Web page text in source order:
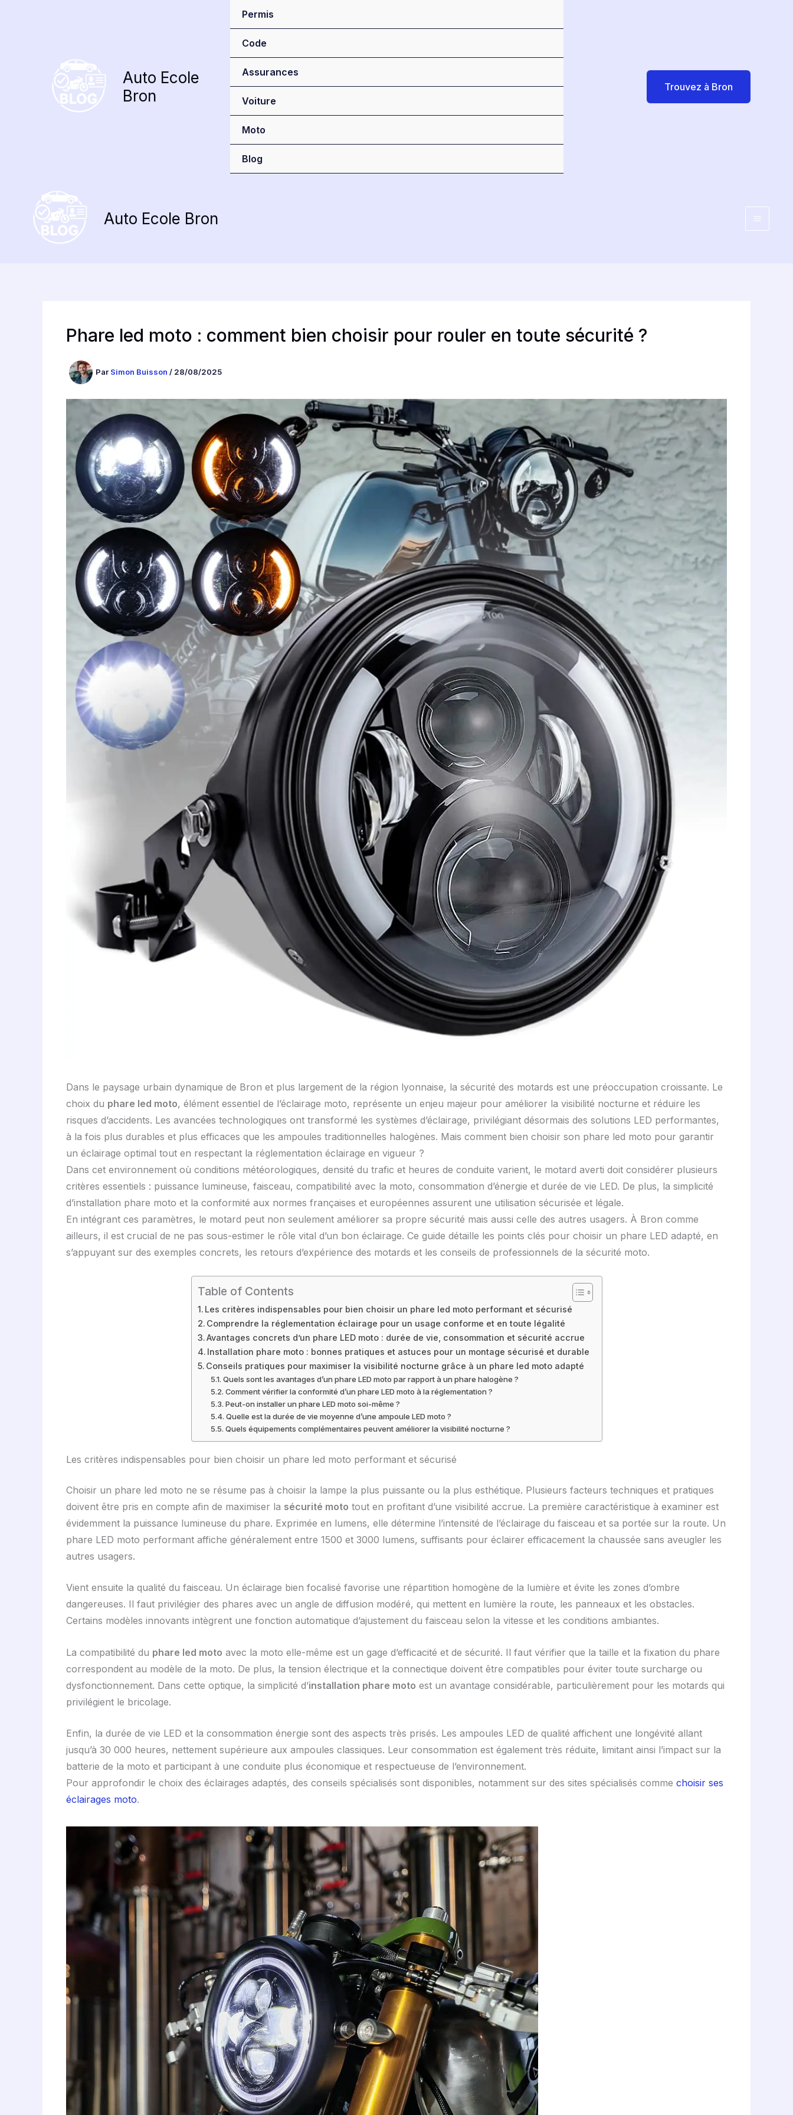
Auto Ecole
Bron
Permis
Code
Assurances
Voiture
Moto
Blog
Trouvez à Bron
Auto Ecole Bron
Phare led moto : comment bien choisir pour rouler en toute sécurité ?
Par Simon Buisson / 28/08/2025
Dans le paysage urbain dynamique de Bron et plus largement de la région lyonnaise, la sécurité des motards est une préoccupation croissante. Le
choix du phare led moto, élément essentiel de l’éclairage moto, représente un enjeu majeur pour améliorer la visibilité nocturne et réduire les
risques d’accidents. Les avancées technologiques ont transformé les systèmes d’éclairage, privilégiant désormais des solutions LED performantes,
à la fois plus durables et plus efficaces que les ampoules traditionnelles halogènes. Mais comment bien choisir son phare led moto pour garantir
un éclairage optimal tout en respectant la réglementation éclairage en vigueur ?
Dans cet environnement où conditions météorologiques, densité du trafic et heures de conduite varient, le motard averti doit considérer plusieurs
critères essentiels : puissance lumineuse, faisceau, compatibilité avec la moto, consommation d’énergie et durée de vie LED. De plus, la simplicité
d’installation phare moto et la conformité aux normes françaises et européennes assurent une utilisation sécurisée et légale.
En intégrant ces paramètres, le motard peut non seulement améliorer sa propre sécurité mais aussi celle des autres usagers. À Bron comme
ailleurs, il est crucial de ne pas sous-estimer le rôle vital d’un bon éclairage. Ce guide détaille les points clés pour choisir un phare LED adapté, en
s’appuyant sur des exemples concrets, les retours d’expérience des motards et les conseils de professionnels de la sécurité moto.
Table of Contents
Les critères indispensables pour bien choisir un phare led moto performant et sécurisé
Comprendre la réglementation éclairage pour un usage conforme et en toute légalité
Avantages concrets d’un phare LED moto : durée de vie, consommation et sécurité accrue
Installation phare moto : bonnes pratiques et astuces pour un montage sécurisé et durable
Conseils pratiques pour maximiser la visibilité nocturne grâce à un phare led moto adapté
Quels sont les avantages d’un phare LED moto par rapport à un phare halogène ?
Comment vérifier la conformité d’un phare LED moto à la réglementation ?
Peut-on installer un phare LED moto soi-même ?
Quelle est la durée de vie moyenne d’une ampoule LED moto ?
Quels équipements complémentaires peuvent améliorer la visibilité nocturne ?
Les critères indispensables pour bien choisir un phare led moto performant et sécurisé
Choisir un phare led moto ne se résume pas à choisir la lampe la plus puissante ou la plus esthétique. Plusieurs facteurs techniques et pratiques
doivent être pris en compte afin de maximiser la sécurité moto tout en profitant d’une visibilité accrue. La première caractéristique à examiner est
évidemment la puissance lumineuse du phare. Exprimée en lumens, elle détermine l’intensité de l’éclairage du faisceau et sa portée sur la route. Un
phare LED moto performant affiche généralement entre 1500 et 3000 lumens, suffisants pour éclairer efficacement la chaussée sans aveugler les
autres usagers.
Vient ensuite la qualité du faisceau. Un éclairage bien focalisé favorise une répartition homogène de la lumière et évite les zones d’ombre
dangereuses. Il faut privilégier des phares avec un angle de diffusion modéré, qui mettent en lumière la route, les panneaux et les obstacles.
Certains modèles innovants intègrent une fonction automatique d’ajustement du faisceau selon la vitesse et les conditions ambiantes.
La compatibilité du phare led moto avec la moto elle-même est un gage d’efficacité et de sécurité. Il faut vérifier que la taille et la fixation du phare
correspondent au modèle de la moto. De plus, la tension électrique et la connectique doivent être compatibles pour éviter toute surcharge ou
dysfonctionnement. Dans cette optique, la simplicité d’installation phare moto est un avantage considérable, particulièrement pour les motards qui
privilégient le bricolage.
Enfin, la durée de vie LED et la consommation énergie sont des aspects très prisés. Les ampoules LED de qualité affichent une longévité allant
jusqu’à 30 000 heures, nettement supérieure aux ampoules classiques. Leur consommation est également très réduite, limitant ainsi l’impact sur la
batterie de la moto et participant à une conduite plus économique et respectueuse de l’environnement.
Pour approfondir le choix des éclairages adaptés, des conseils spécialisés sont disponibles, notamment sur des sites spécialisés comme choisir ses
éclairages moto.